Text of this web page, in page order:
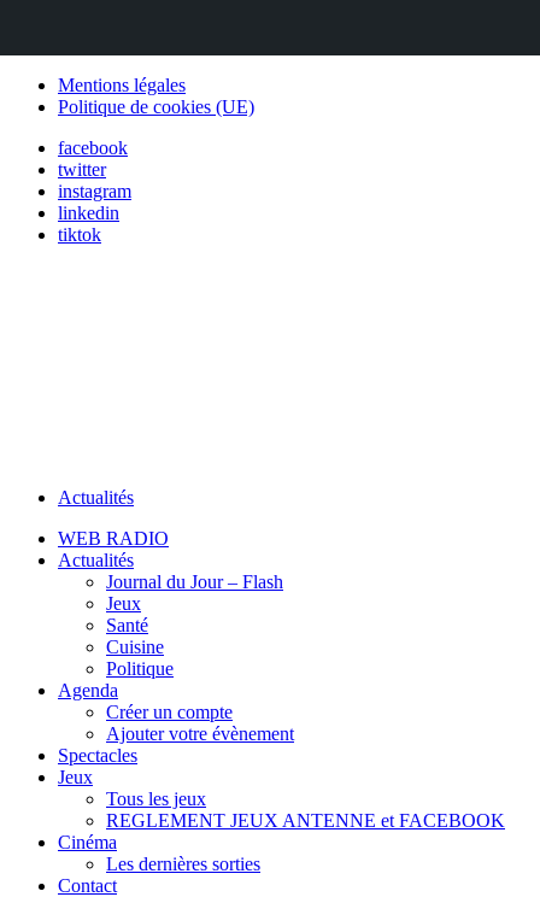
Mentions légales
Politique de cookies (UE)
facebook
twitter
instagram
linkedin
tiktok
Actualités
WEB RADIO
Actualités
Journal du Jour – Flash
Jeux
Santé
Cuisine
Politique
Agenda
Créer un compte
Ajouter votre évènement
Spectacles
Jeux
Tous les jeux
REGLEMENT JEUX ANTENNE et FACEBOOK
Cinéma
Les dernières sorties
Contact